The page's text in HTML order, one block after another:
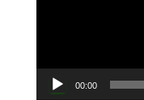
00:00